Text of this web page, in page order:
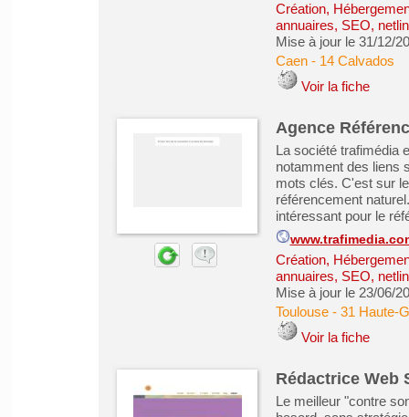
Création,
annuaires, SEO,
Mise à jour le 31/12/
Caen- 14 Calvados
Voir la fiche
Agence
La société trafimédia
notamment des liens
mots clés. C'est sur
référencement
intéressant pour le
Création,
annuaires, SEO,
Mise à jour le 23/06/
Toulouse- 31 Haute-
Voir la fiche
Rédactrice Web
Le meilleur "contre